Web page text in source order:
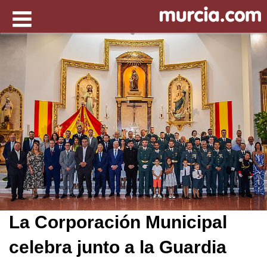
La Corporación Municipal
celebra junto a la Guardia